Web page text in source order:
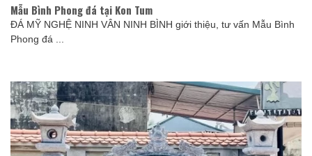
Mẫu Bình Phong đá tại Kon Tum
ĐÁ MỸ NGHỆ NINH VÂN NINH BÌNH giới thiệu, tư vấn Mẫu Bình
Phong đá ...